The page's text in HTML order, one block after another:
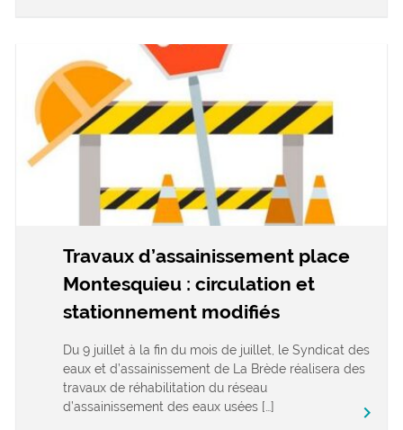
Travaux d’assainissement place
Montesquieu : circulation et
stationnement modifiés
Du 9 juillet à la fin du mois de juillet, le Syndicat des
eaux et d’assainissement de La Brède réalisera des
travaux de réhabilitation du réseau
d’assainissement des eaux usées […]
keyboard_arrow_right